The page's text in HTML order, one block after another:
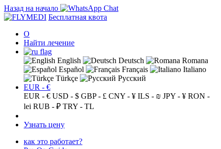
Назад на начало
Бесплатная квота
О
Найти лечение
English Deutsch
Romana
Español
Français
Italiano
Türkçe
Русский
EUR - €
EUR - € USD - $ GBP - £ CNY - ¥ ILS - ₪ JPY - ¥ RON -
lei RUB - ₽ TRY - TL
Узнать цену
как это работает?